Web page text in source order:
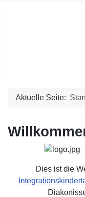
Aktuelle Seite:
Dies ist die